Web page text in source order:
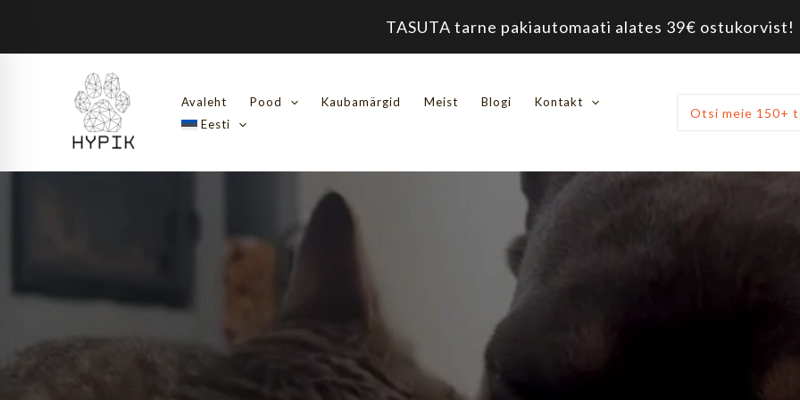
TASUTA tarne pakiautomaati alates 39€ ostukorvist!
content
Avaleht Pood Kaubamärgid Meist Blogi
Kontakt
Eesti